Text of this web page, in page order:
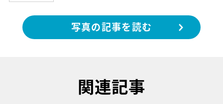
写真の記事を読む
関連記事